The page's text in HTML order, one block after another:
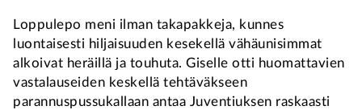
Loppulepo meni ilman takapakkeja, kunnes
luontaisesti hiljaisuuden kesekellä vähäunisimmat
alkoivat heräillä ja touhuta. Giselle otti huomattavien
vastalauseiden keskellä tehtäväkseen
parannuspussukallaan antaa Juventiuksen raskaasti